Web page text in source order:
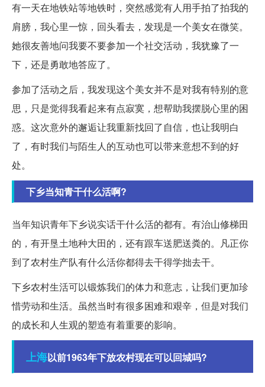
有一天在地铁站等地铁时，突然感觉有人用手拍了拍我的
肩膀，我心里一惊，回头看去，发现是一个美女在微笑。
她很友善地问我要不要参加一个社交活动，我犹豫了一
下，还是勇敢地答应了。
参加了活动之后，我发现这个美女并不是对我有特别的意
思，只是觉得我看起来有点寂寞，想帮助我摆脱心里的困
惑。这次意外的邂逅让我重新找回了自信，也让我明白
了，有时我们与陌生人的互动也可以带来意想不到的好
处。
下乡当知青干什么活啊?
当年知识青年下乡说实话干什么活的都有。有治山修梯田
的，有开垦土地种大田的，还有跟车送肥送粪的。凡正你
到了农村生产队有什么活你都得去干得学拙去干。
下乡农村生活可以锻炼我们的体力和意志，让我们更加珍
惜劳动和生活。虽然当时有很多困难和艰辛，但是对我们
的成长和人生观的塑造有着重要的影响。
上海以前1963年下放农村现在可以回城吗?